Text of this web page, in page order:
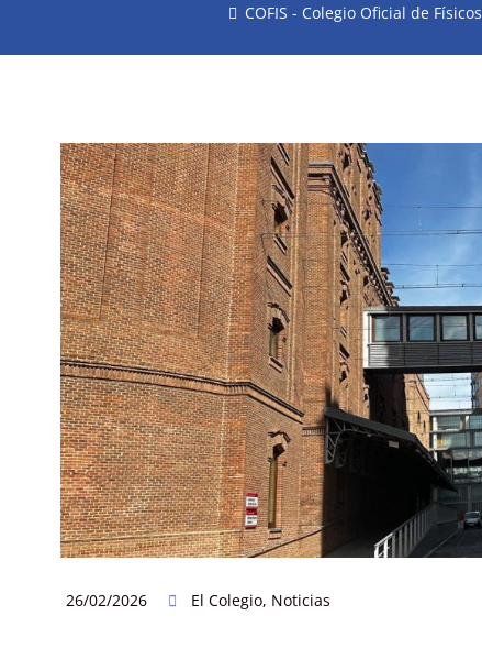
COFIS - Colegio Oficial de Físicos
26/02/2026 El Colegio, Noticias